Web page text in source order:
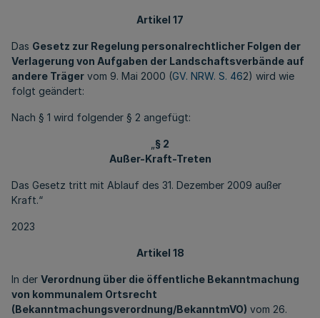
Artikel 17
Das Gesetz zur Regelung personalrechtlicher Folgen der
Verlagerung von Aufgaben der Landschaftsverbände auf
andere Träger vom 9. Mai 2000 (GV. NRW. S. 462) wird wie
folgt geändert:
Nach § 1 wird folgender § 2 angefügt:
§ 2
Außer-Kraft-Treten
Das Gesetz tritt mit Ablauf des 31. Dezember 2009 außer
Kraft.“
2023
Artikel 18
In der Verordnung über die öffentliche Bekanntmachung
von kommunalem Ortsrecht
(Bekanntmachungsverordnung/BekanntmVO) vom 26.